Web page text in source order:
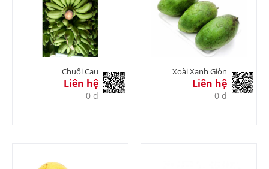
Chuối Cau
Liên hệ
0 đ
Xoài Xanh Giòn
Liên hệ
0 đ